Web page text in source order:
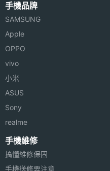
手機品牌
SAMSUNG
Apple
OPPO
vivo
小米
ASUS
Sony
realme
手機維修
搞懂維修保固
手機送修要注意